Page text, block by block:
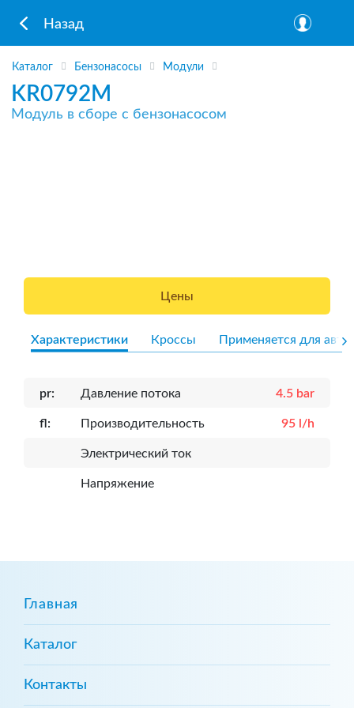
Назад
Каталог Бензонасосы Модули
KR0792M
Модуль в сборе с бензонасосом
Цены
Характеристики Кроссы Применяется для авто
pr: Давление потока 4.5 bar
fl: Производительность 95 l/h
Электрический ток
Напряжение
Главная
Каталог
Контакты